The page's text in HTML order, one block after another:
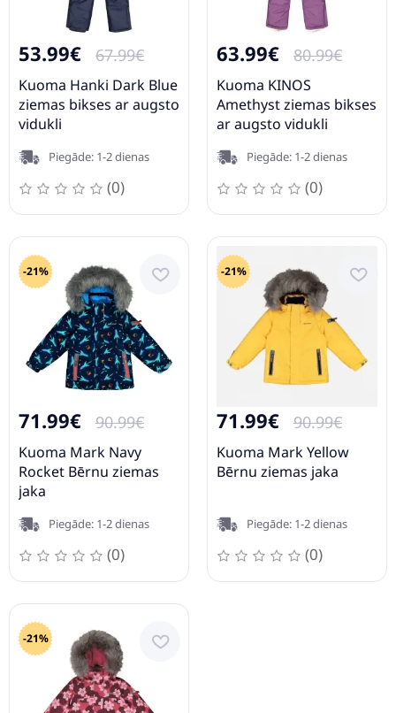
53.99€ 67.99€
Kuoma Hanki Dark Blue
ziemas bikses ar augsto
vidukli
Piegāde: 1-2 dienas
(0)
63.99€ 80.99€
Kuoma KINOS
Amethyst ziemas bikses
ar augsto vidukli
Piegāde: 1-2 dienas
(0)
-21%
71.99€ 90.99€
Kuoma Mark Navy
Rocket Bērnu ziemas
jaka
Piegāde: 1-2 dienas
(0)
-21%
71.99€ 90.99€
Kuoma Mark Yellow
Bērnu ziemas jaka
Piegāde: 1-2 dienas
(0)
-21%